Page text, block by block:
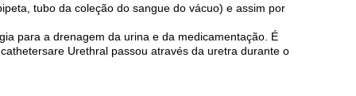
tubo da coleção do sangue do vácuo) e assim por
para a drenagem da urina e da medicamentação. É
Urethral passou através da uretra durante o